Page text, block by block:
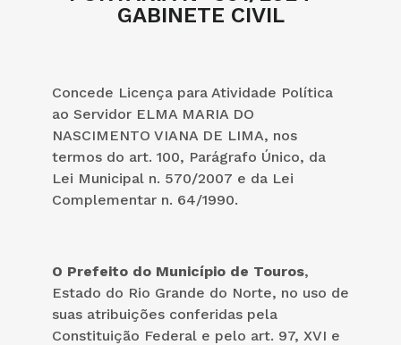
GABINETE CIVIL
Concede Licença para Atividade Política
ao Servidor ELMA MARIA DO
NASCIMENTO VIANA DE LIMA, nos
termos do art. 100, Parágrafo Único, da
Lei Municipal n. 570/2007 e da Lei
Complementar n. 64/1990.
O Prefeito do Município de Touros,
Estado do Rio Grande do Norte, no uso de
suas atribuições conferidas pela
Constituição Federal e pelo art. 97, XVI e